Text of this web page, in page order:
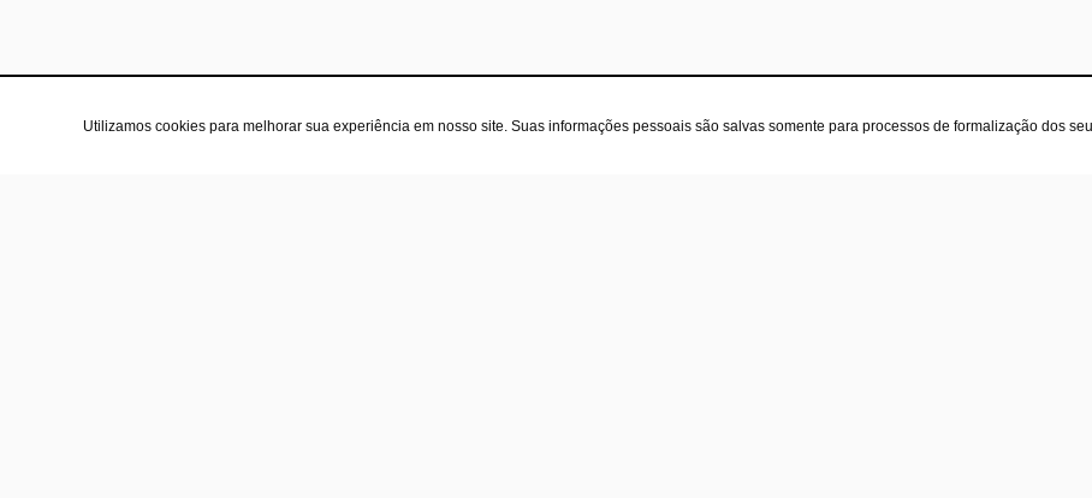
Utilizamos cookies para melhorar sua experiência em nosso site. Suas informações pessoais são salvas somente para processos de formalização dos